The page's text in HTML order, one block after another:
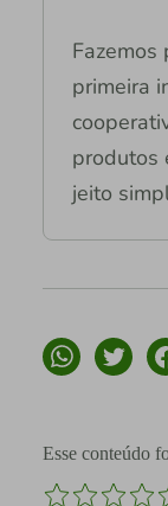
Fazemos
primeira
produtos
jeito
Esse conteúdo